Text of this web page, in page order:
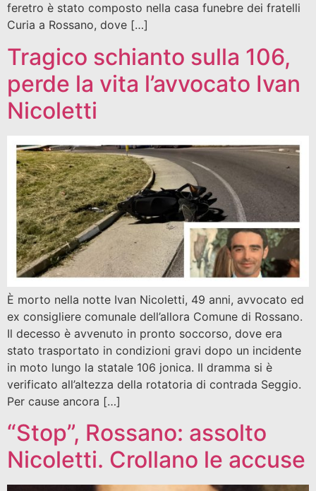
feretro è stato composto nella casa funebre dei fratelli
Curia a Rossano, dove […]
Tragico schianto sulla 106,
perde la vita l’avvocato Ivan
Nicoletti
È morto nella notte Ivan Nicoletti, 49 anni, avvocato ed
ex consigliere comunale dell’allora Comune di Rossano.
Il decesso è avvenuto in pronto soccorso, dove era
stato trasportato in condizioni gravi dopo un incidente
in moto lungo la statale 106 jonica. Il dramma si è
verificato all’altezza della rotatoria di contrada Seggio.
Per cause ancora […]
“Stop”, Rossano: assolto
Nicoletti. Crollano le accuse